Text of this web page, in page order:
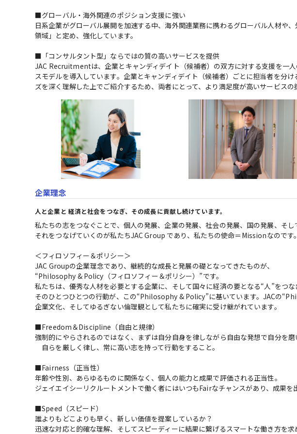
■グローバル・海外関連のポジション支援に強い
日系企業がグローバル展開を加速する中、海外関連業務に携わるグローバル人材や
領域」と定め、強化しています。
■「コンサルタント型」ならではの質の高いサービスを提供
JAC Recruitmentは、企業とキャンディデイト（候補者）の双方に対する支援を一
スモデルを導入しています。企業とキャンディデイト（候補者）ごとに担当者を分
ズを深く理解した上でご紹介するため、両者にとって、より満足度が高いサービスの
企業理念
人と企業と 経済と社会をつなぎ、その成長に貢献し続けています。
私たちの志をつなぐことで、個人の発展、企業の発展、社会の発展、国の発展、そし
それをつなげていくのが私たちJAC Group であり、私たちの使命＝Missionなのです。
＜フィロソフィー＆ポリシー＞
JAC Groupの企業理念であり、継続的な成長と発展の礎となってきたものが、
“Philosophy & Policy（フィロソフィー＆ポリシー）”です。
私たちは、優秀な人材を必要とする企業に、そして国々に経済の要となる“人”をつな
そのひとつひとつの行動が、この“Philosophy & Policy”に基いています。JACの
企業文化、そしてゆるぎない倫理観として私たちに確実に受け継がれています。
■Freedom＆Discipline（自由と規律）
強制的にやらされるのではなく、まずは自分自身を律しながら自由な発想で自分を磨
自らを厳しく律し、常に高い志を持って行動をすること。
■Fairness（正当性）
年齢や性別、あらゆるものに関係なく、個人の能力と成果で評価される正当性。
ジェイエイシーリクルートメントで働く者にはいつもFairなチャンスがあり、成果を
■Speed（スピード）
誰よりもどこよりも早く、新しい価値を提案しているか？
迅速な対応と的確な理解、そしてスピーディーに結果に繋げるスマートな働き方を求